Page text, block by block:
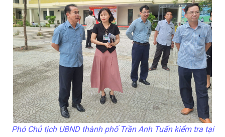
Phó Chủ tịch UBND thành phố Trần Anh Tuấn kiểm tra tại